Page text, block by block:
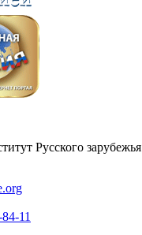
Русского зарубежья
11